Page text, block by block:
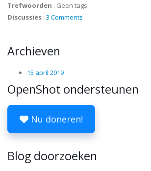
Trefwoorden : Geen tags
Discussies : 3 Comments
Archieven
15 april 2019
OpenShot ondersteunen
Nu doneren!
Blog doorzoeken